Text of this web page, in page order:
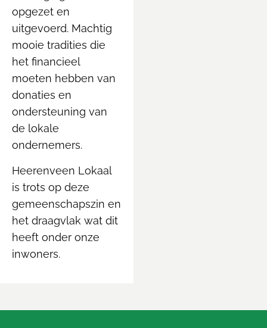
opgezet en
uitgevoerd. Machtig
mooie tradities die
het financieel
moeten hebben van
donaties en
ondersteuning van
de lokale
ondernemers.
Heerenveen Lokaal
is trots op deze
gemeenschapszin en
het draagvlak wat dit
heeft onder onze
inwoners.